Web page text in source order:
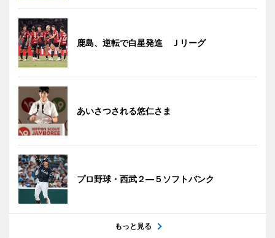
鹿島、逆転で白星発進 Ｊリーグ
あいさつされる悠仁さま
プロ野球・西武２―５ソフトバンク
もっと見る